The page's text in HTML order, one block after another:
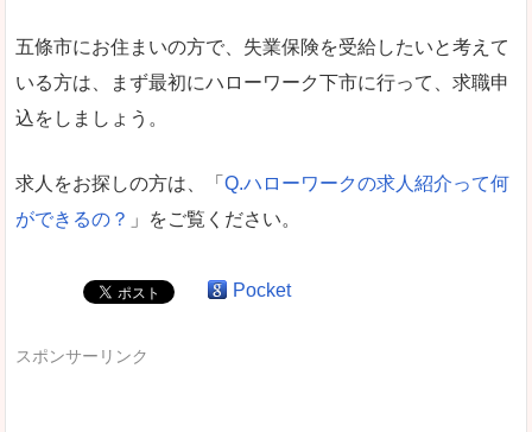
五條市にお住まいの方で、失業保険を受給したいと考えて
いる方は、まず最初にハローワーク下市に行って、求職申
込をしましょう。
求人をお探しの方は、「 Q.ハローワークの求人紹介って何
ができるの？ 」をご覧ください。
Pocket
スポンサーリンク